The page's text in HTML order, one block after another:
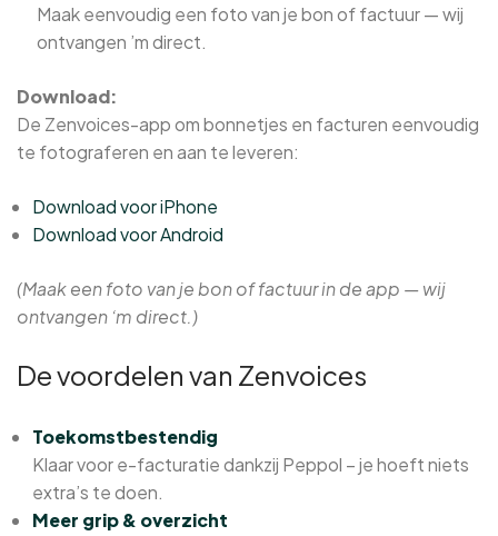
Maak eenvoudig een foto van je bon of factuur — wij
ontvangen ’m direct.
Download:
De Zenvoices-app om bonnetjes en facturen eenvoudig
te fotograferen en aan te leveren:
Download voor iPhone
Download voor Android
(Maak een foto van je bon of factuur in de app — wij
ontvangen ‘m direct.)
De voordelen van Zenvoices
Toekomstbestendig
Klaar voor e-facturatie dankzij Peppol – je hoeft niets
extra’s te doen.
Meer grip & overzicht